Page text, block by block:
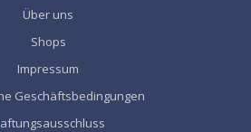
Über uns
Shops
Impressum
Geschäftsbedingungen